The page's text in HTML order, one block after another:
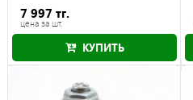
7 997 тг.
цена за шт.
КУПИТЬ